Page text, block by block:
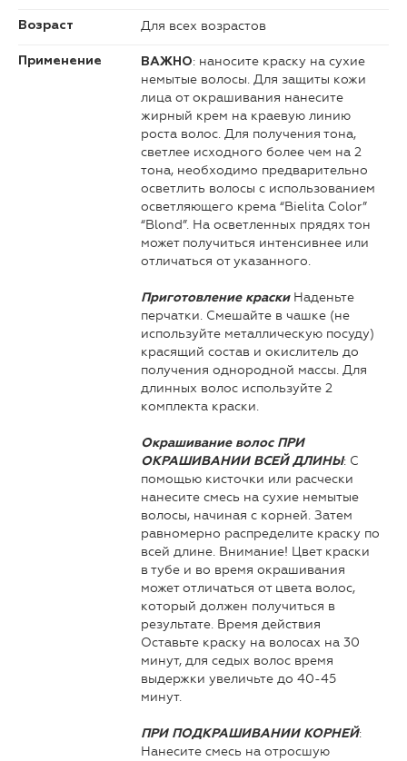
Возраст Для всех возрастов
Применение ВАЖНО: наносите краску на сухие
немытые волосы. Для защиты кожи
лица от окрашивания нанесите
жирный крем на краевую линию
роста волос. Для получения тона,
светлее исходного более чем на 2
тона, необходимо предварительно
осветлить волосы с использованием
осветляющего крема “Bielita Color”
“Blond”. На осветленных прядях тон
может получиться интенсивнее или
отличаться от указанного.
Приготовление краскиНаденьте
перчатки. Смешайте в чашке (не
используйте металлическую посуду)
красящий состав и окислитель до
получения однородной массы. Для
длинных волос используйте 2
комплекта краски.
Окрашивание волос ПРИ
ОКРАШИВАНИИ ВСЕЙ ДЛИНЫ: С
помощью кисточки или расчески
нанесите смесь на сухие немытые
волосы, начиная с корней. Затем
равномерно распределите краску по
всей длине. Внимание! Цвет краски
в тубе и во время окрашивания
может отличаться от цвета волос,
который должен получиться в
результате. Время действия
Оставьте краску на волосах на 30
минут, для седых волос время
выдержки увеличьте до 40-45
минут.
ПРИ ПОДКРАШИВАНИИ КОРНЕЙ:
Нанесите смесь на отросшую